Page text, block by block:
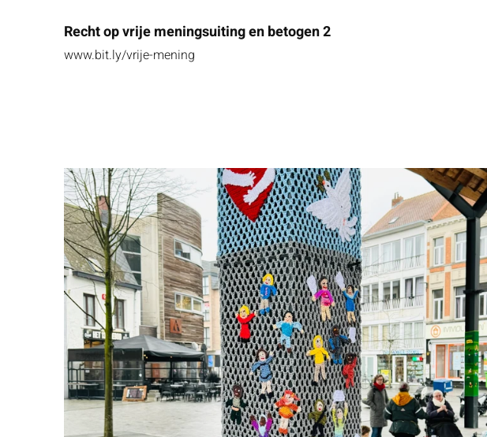
Recht op vrije meningsuiting en betogen 2
www.bit.ly/vrije-mening